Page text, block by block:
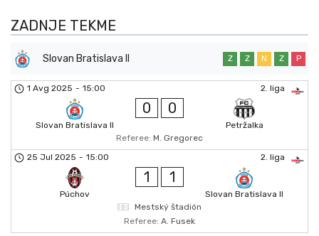
ZADNJE TEKME
Slovan Bratislava II Z Z N Z P
2. liga
1 Avg 2025 - 15:00
Slovan Bratislava II
0 0
Petržalka
Referee: M. Gregorec
2. liga
25 Jul 2025 - 15:00
Púchov
1 1
Slovan Bratislava II
Mestský štadión
Referee: A. Fusek